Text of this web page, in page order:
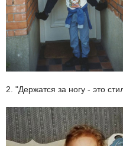
2. "Держатся за ногу - это